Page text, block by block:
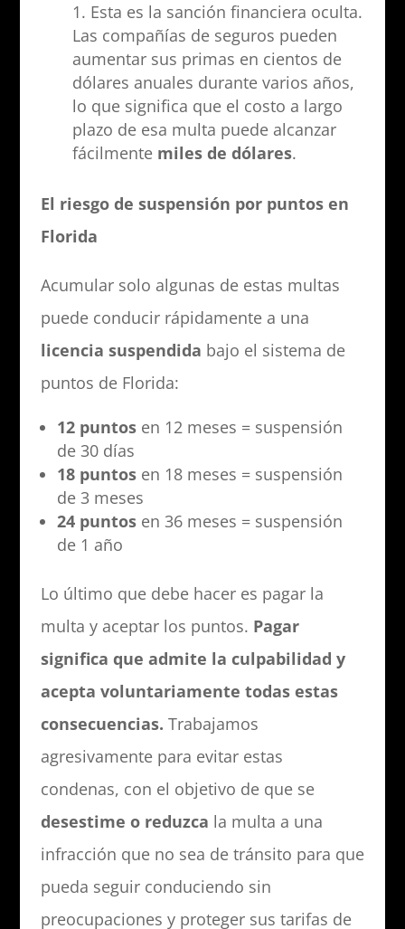
Esta es la sanción financiera oculta.
Las compañías de seguros pueden
aumentar sus primas en cientos de
dólares anuales durante varios años,
lo que significa que el costo a largo
plazo de esa multa puede alcanzar
fácilmente miles de dólares.
El riesgo de suspensión por puntos en
Florida
Acumular solo algunas de estas multas
puede conducir rápidamente a una
licencia suspendida bajo el sistema de
puntos de Florida:
12 puntosen 12 meses = suspensión
de 30 días
18 puntosen 18 meses = suspensión
de 3 meses
24 puntosen 36 meses = suspensión
de 1 año
Lo último que debe hacer es pagar la
multa y aceptar los puntos. Pagar
significa que admite la culpabilidad y
acepta voluntariamente todas estas
consecuencias. Trabajamos
agresivamente para evitar estas
condenas, con el objetivo de que se
desestime o reduzca la multa a una
infracción que no sea de tránsito para que
pueda seguir conduciendo sin
preocupaciones y proteger sus tarifas de